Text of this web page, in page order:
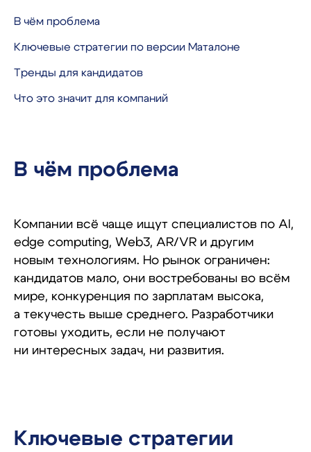
В чём проблема
Ключевые стратегии по версии Маталоне
Тренды для кандидатов
Что это значит для компаний
В чём проблема
Компании всё чаще ищут специалистов по AI,
edge computing, Web3, AR/VR и другим
новым технологиям. Но рынок ограничен:
кандидатов мало, они востребованы во всём
мире, конкуренция по зарплатам высока,
а текучесть выше среднего. Разработчики
готовы уходить, если не получают
ни интересных задач, ни развития.
Ключевые стратегии